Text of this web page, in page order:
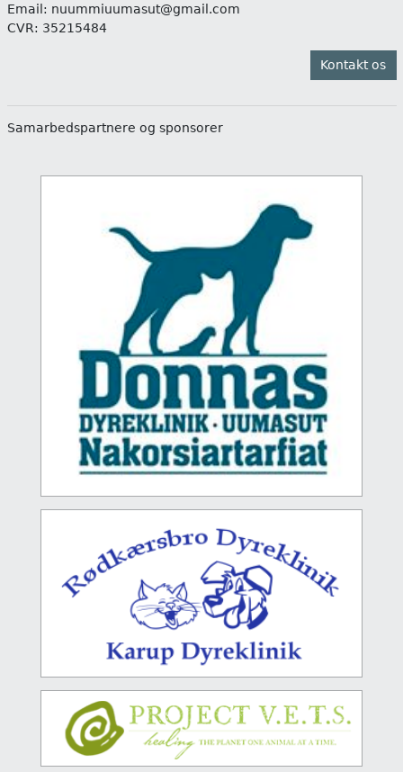
Email: nuummiuumasut@gmail.com
CVR: 35215484
Kontakt os
Samarbedspartnere og sponsorer